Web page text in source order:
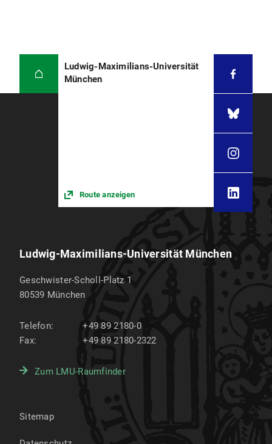
Ludwig-Maximilians-Universität
München
Route anzeigen
Ludwig-Maximilians-Universität München
Geschwister-Scholl-Platz 1
80539 München
Telefon:
+49 89 2180-0
Fax:
+49 89 2180-2322
Zum LMU-Raumfinder
Sitemap